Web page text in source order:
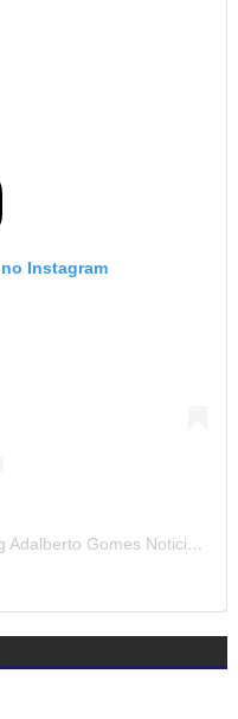
Instagram
Uma publicação partilhada por Blog Adalberto Gomes Noticias (@blogadalbertogomesnoticiass)